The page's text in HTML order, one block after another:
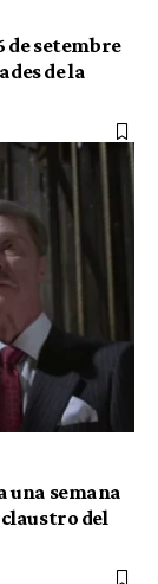
de setembre
de la
una semana
del